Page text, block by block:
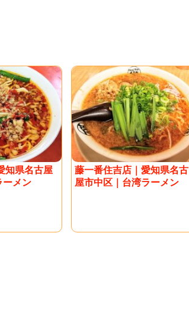
知県名古屋
ーメン
藤一番住吉店｜愛知県名古
屋市中区｜台湾ラーメン